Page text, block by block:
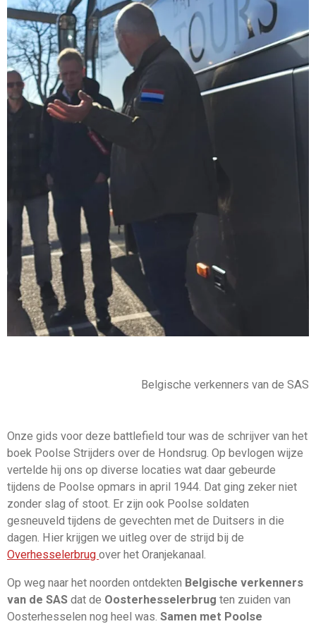
Belgische verkenners van de SAS
Onze gids voor deze battlefield tour was de schrijver van het
boek Poolse Strijders over de Hondsrug. Op bevlogen wijze
vertelde hij ons op diverse locaties wat daar gebeurde
tijdens de Poolse opmars in april 1944. Dat ging zeker niet
zonder slag of stoot. Er zijn ook Poolse soldaten
gesneuveld tijdens de gevechten met de Duitsers in die
dagen. Hier krijgen we uitleg over de strijd bij de
Overhesselerbrug over het Oranjekanaal.
Op weg naar het noorden ontdekten Belgische verkenners
van de SAS dat de Oosterhesselerbrug ten zuiden van
Oosterhesselen nog heel was. Samen met Poolse